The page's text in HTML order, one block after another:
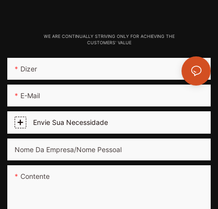
WE ARE CONTINUALLY STRIVING ONLY FOR ACHIEVING THE
CUSTOMERS' VALUE
Dizer
E-Mail
Envie Sua Necessidade
Nome Da Empresa/nome Pessoal
Contente